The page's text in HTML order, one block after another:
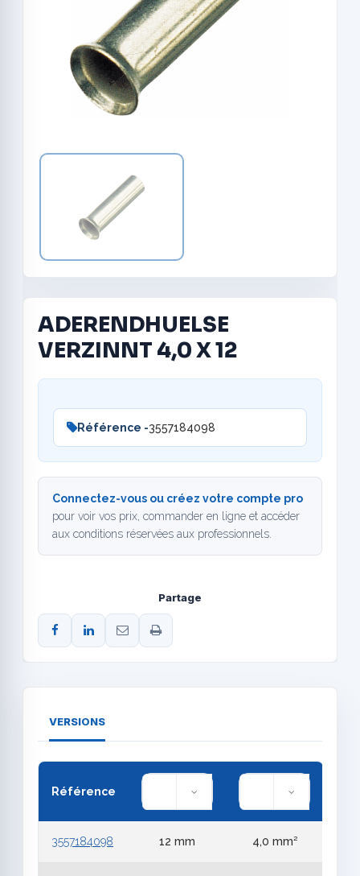
ADERENDHUELSE
VERZINNT 4,0 X 12
Référence -3557184098
Connectez-vous ou créez votre compte pro
pour voir vos prix, commander en ligne et accéder
aux conditions réservées aux professionnels.
Partage
VERSIONS
Référence
3557184098 12 mm 4,0 mm²